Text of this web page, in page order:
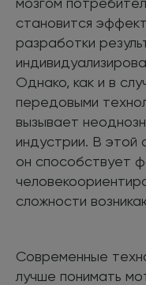
становится
разработки
Однако, как и в
передовыми
вызывает
индустрии. В этой
он способствует
сложности
Современные
лучше понимать